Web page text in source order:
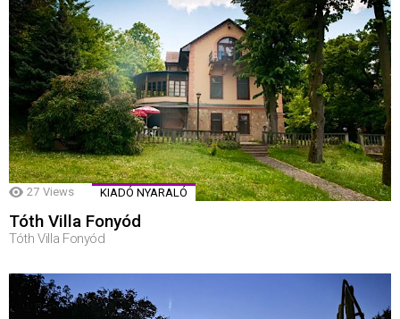
27 Views KIADÓ NYARALÓ
Tóth Villa Fonyód
Tóth Villa Fonyód